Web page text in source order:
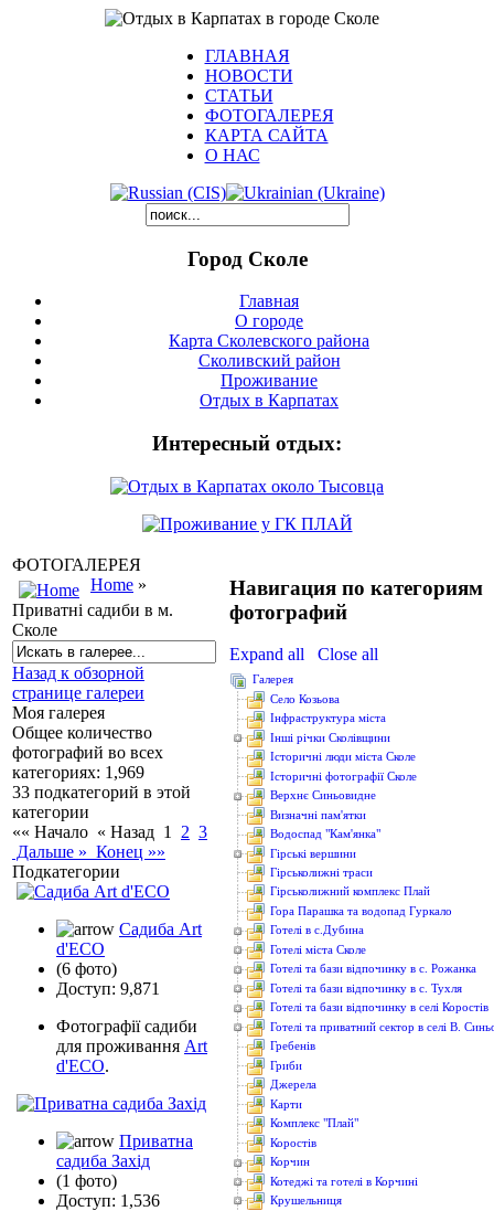
ГЛАВНАЯ
НОВОСТИ
СТАТЬИ
ФОТОГАЛЕРЕЯ
КАРТА САЙТА
О НАС
Город Сколе
Главная
О городе
Карта Сколевского района
Сколивский район
Проживание
Отдых в Карпатах
Интересный отдых:
ФОТОГАЛЕРЕЯ
Home »
Приватні садиби в м.
Сколе
Назад к обзорной
странице галереи
Моя галерея
Общее количество
фотографий во всех
категориях: 1,969
33 подкатегорий в этой
категории
«« Начало « Назад 1 2 3
Дальше » Конец »»
Подкатегории
Садиба Art
d'ECO
(6 фото)
Доступ: 9,871
Фотографії садиби
для проживання Art
d'ECO.
Приватна
садиба Захід
(1 фото)
Доступ: 1,536
Навигация по категориям
фотографий
Expand all Close all
Галерея
Cело Козьова
Інфраструктура міста
Інші річки Сколівщини
Історичні люди міста Сколе
Історичні фотографії Сколе
Верхнє Синьовидне
Визначні пам'ятки
Водоcпад "Кам'янка"
Гірські вершини
Гірськолижні траси
Гірськолижний комплекс Плай
Гора Парашка та водопад Гуркало
Готелі в с.Дубина
Готелі міста Сколе
Готелі та бази відпочинку в с. Рожанка
Готелі та бази відпочинку в с. Тухля
Готелі та бази відпочинку в селі Коростів
Готелі та приватний сектор в селі В.
Гребенів
Гриби
Джерела
Карти
Комплекс "Плай"
Коростів
Корчин
Котеджі та готелі в Корчині
Крушельниця